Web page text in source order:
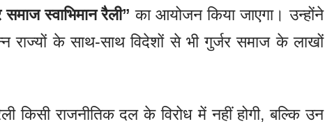
समाज स्वाभिमान रैली” का आयोजन किया जाएगा। उन्होंने
राज्यों के साथ-साथ विदेशों से भी गुर्जर समाज के लाखों
किसी राजनीतिक दल के विरोध में नहीं होगी, बल्कि उन